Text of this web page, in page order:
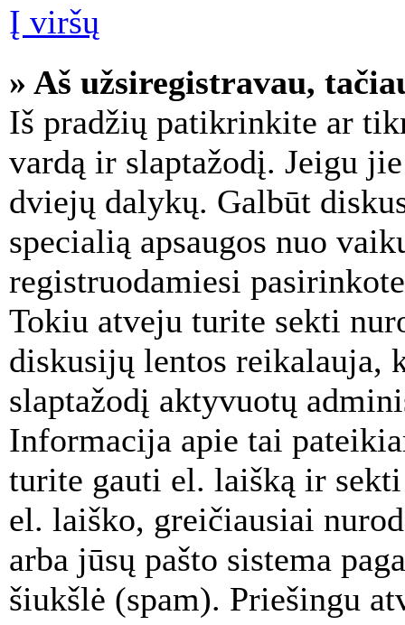
Į viršų
» Aš užsiregistravau,
Iš pradžių patikrinkite ar
vardą ir slaptažodį. Jeigu
dviejų dalykų. Galbūt
specialią apsaugos nuo
registruodamiesi
Tokiu atveju turite sekti
diskusijų lentos reikalauja,
slaptažodį aktyvuotų
Informacija apie tai
turite gauti el. laišką ir
el. laiško, greičiausiai
arba jūsų pašto sistema
šiukšlė (spam). Priešingu